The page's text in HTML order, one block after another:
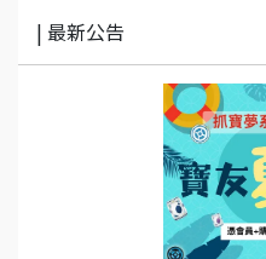
| 最新公告